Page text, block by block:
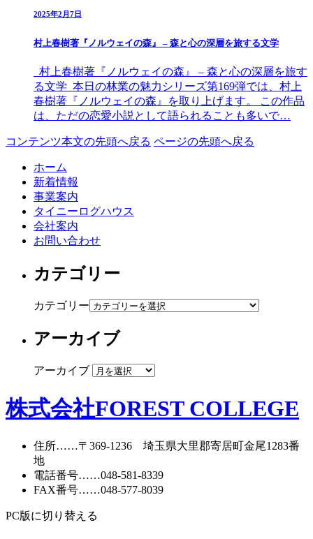
2025年2月7日
村上春樹著『ノルウェイの森』 – 森と心の深層を旅する文学
村上春樹著『ノルウェイの森』 – 森と心の深層を旅す
る文学 本日の林業の魅力シリーズ第169弾では、村上
春樹著『ノルウェイの森』を取り上げます。 この作品
は、ただの恋愛小説として語られることも多いで…
コンテンツ本文の先頭へ戻る ページの先頭へ戻る
ホーム
新着情報
事業案内
タイニーログハウス
会社案内
お問い合わせ
カテゴリー
カテゴリー
アーカイブ
アーカイブ
株式会社FOREST COLLEGE
住所……〒369-1236 埼玉県大里郡寄居町金尾1283番
地
電話番号……048-581-8339
FAX番号……048-577-8039
PC版に切り替える